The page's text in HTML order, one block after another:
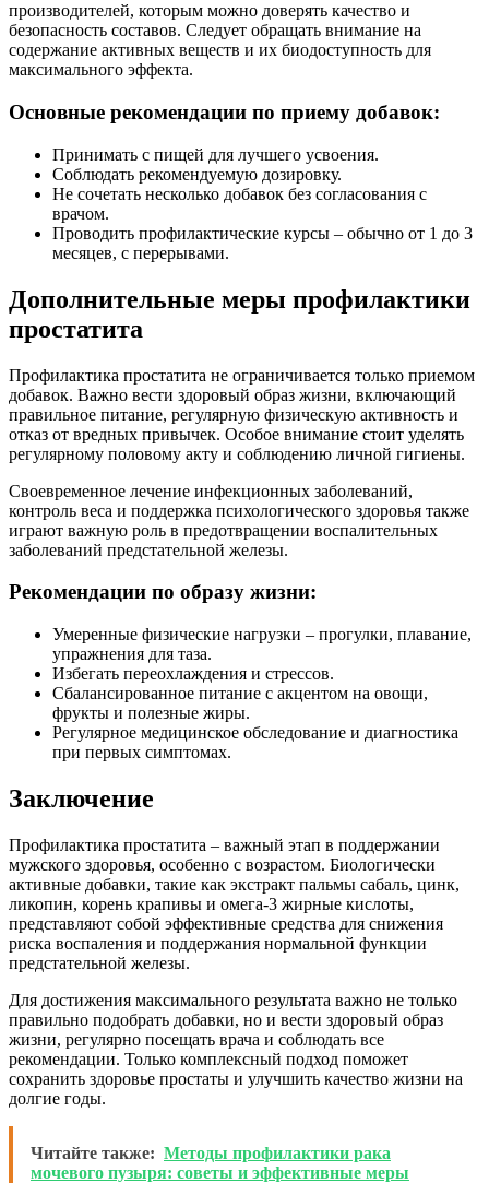
производителей, которым можно доверять качество и
безопасность составов. Следует обращать внимание на
содержание активных веществ и их биодоступность для
максимального эффекта.
Основные рекомендации по приему добавок:
Принимать с пищей для лучшего усвоения.
Соблюдать рекомендуемую дозировку.
Не сочетать несколько добавок без согласования с
врачом.
Проводить профилактические курсы – обычно от 1 до 3
месяцев, с перерывами.
Дополнительные меры профилактики
простатита
Профилактика простатита не ограничивается только приемом
добавок. Важно вести здоровый образ жизни, включающий
правильное питание, регулярную физическую активность и
отказ от вредных привычек. Особое внимание стоит уделять
регулярному половому акту и соблюдению личной гигиены.
Своевременное лечение инфекционных заболеваний,
контроль веса и поддержка психологического здоровья также
играют важную роль в предотвращении воспалительных
заболеваний предстательной железы.
Рекомендации по образу жизни:
Умеренные физические нагрузки – прогулки, плавание,
упражнения для таза.
Избегать переохлаждения и стрессов.
Сбалансированное питание с акцентом на овощи,
фрукты и полезные жиры.
Регулярное медицинское обследование и диагностика
при первых симптомах.
Заключение
Профилактика простатита – важный этап в поддержании
мужского здоровья, особенно с возрастом. Биологически
активные добавки, такие как экстракт пальмы сабаль, цинк,
ликопин, корень крапивы и омега-3 жирные кислоты,
представляют собой эффективные средства для снижения
риска воспаления и поддержания нормальной функции
предстательной железы.
Для достижения максимального результата важно не только
правильно подобрать добавки, но и вести здоровый образ
жизни, регулярно посещать врача и соблюдать все
рекомендации. Только комплексный подход поможет
сохранить здоровье простаты и улучшить качество жизни на
долгие годы.
Читайте также: Методы профилактики рака
мочевого пузыря: советы и эффективные меры